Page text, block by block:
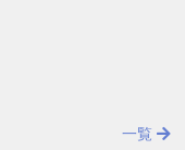
一覧